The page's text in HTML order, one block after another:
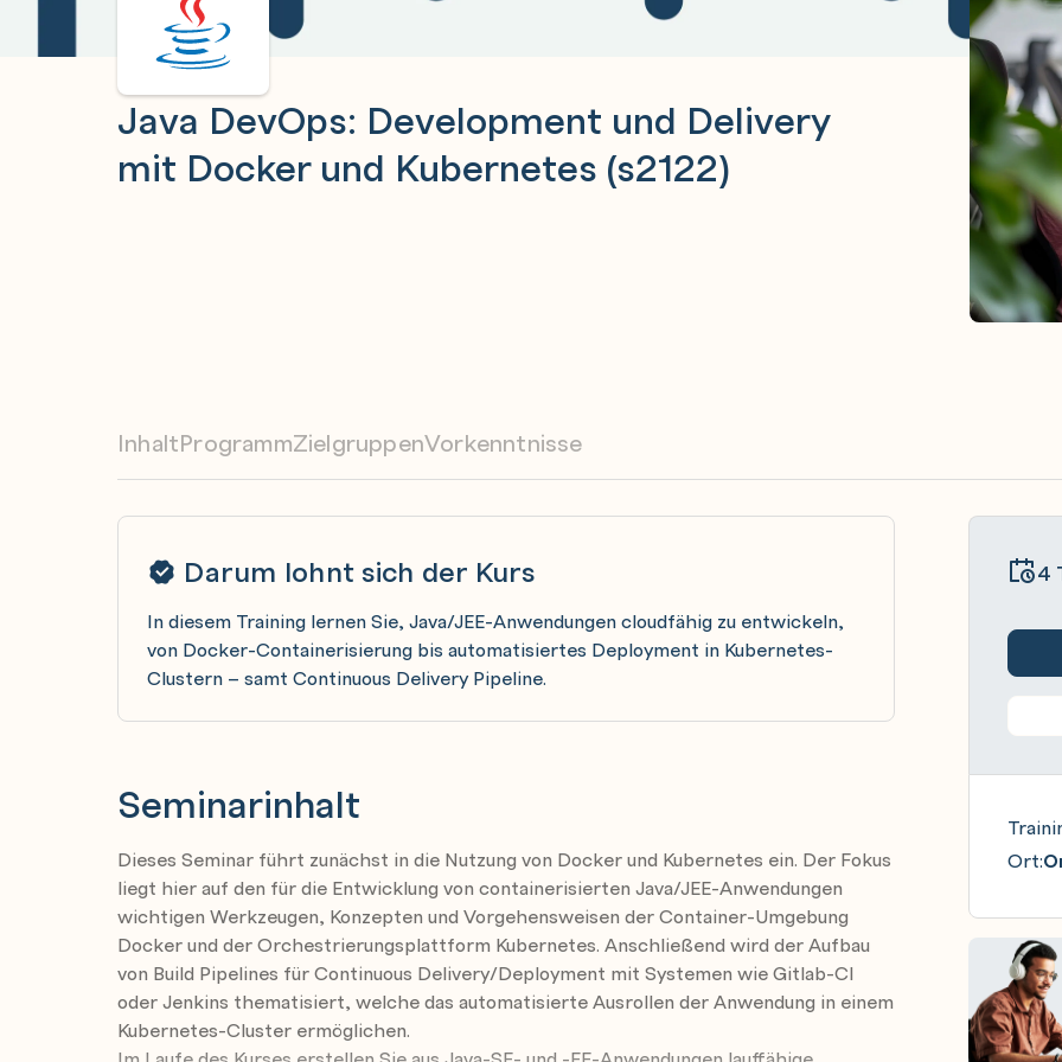
Java DevOps: Development und Delivery
mit Docker und Kubernetes (s2122)
InhaltProgrammZielgruppenVorkenntnisse
Darum lohnt sich der Kurs
In diesem Training lernen Sie, Java/JEE-Anwendungen cloudfähig zu entwickeln,
von Docker-Containerisierung bis automatisiertes Deployment in Kubernetes-
Clustern – samt Continuous Delivery Pipeline.
Seminarinhalt
Dieses Seminar führt zunächst in die Nutzung von Docker und Kubernetes ein. Der Fokus
liegt hier auf den für die Entwicklung von containerisierten Java/JEE-Anwendungen
wichtigen Werkzeugen, Konzepten und Vorgehensweisen der Container-Umgebung
Docker und der Orchestrierungsplattform Kubernetes. Anschließend wird der Aufbau
von Build Pipelines für Continuous Delivery/Deployment mit Systemen wie Gitlab-CI
oder Jenkins thematisiert, welche das automatisierte Ausrollen der Anwendung in einem
Kubernetes-Cluster ermöglichen.
4
Ort: